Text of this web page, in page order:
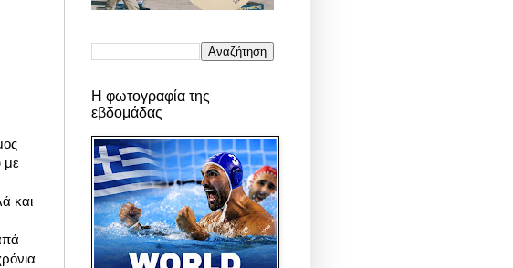
με
και
Η φωτογραφία της
εβδομάδας